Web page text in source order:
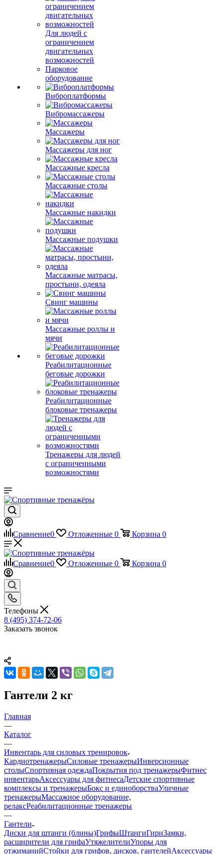
Для людей с
ограничением
двигательных
возможностей
Парковое
оборудование
Виброплатформы
Вибромассажеры
Массажеры
Массажеры для ног
Массажные кресла
Массажные столы
Массажные накидки
Массажные подушки
Массажные матрасы,
простыни, одеяла
Свинг машины
Массажные роллы и
мячи
Реабилитационные
беговые дорожки
Реабилитационные
блоковые тренажеры
Тренажеры для людей
с ограниченными
возможностями
Сравнение0 Отложенные 0 Корзина 0
Сравнение0 Отложенные 0 Корзина 0
Телефоны
8 (495) 374-72-06
Заказать звонок
Гантели 2 кг
Главная
—
Каталог
—
Инвентарь для силовых тренировок
КардиотренажерыСиловые тренажерыИнверсионные
столыСпортивная одеждаПокрытия под тренажерыФитнес
инвентарьАксессуары для фитнесаДетские спортивные
комплексы и тренажерыБокс и единоборстваУличные
тренажерыМассажное оборудование,
релаксРеабилитационные тренажеры
—
Гантели
Диски для штанги (блины)ГрифыШтангиГириЗамки,
расширители для грифаУтяжелителиУпоры для
отжиманийСтойки для грифов, дисков, гантелейАксессуары